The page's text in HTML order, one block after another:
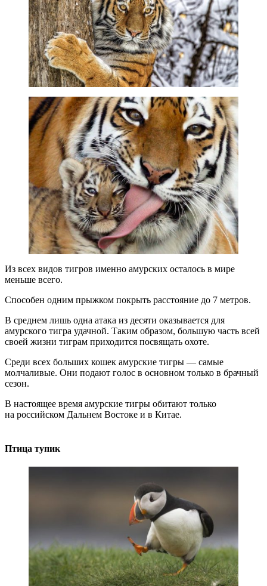
Из всех видов тигров именно амурских осталось в мире
меньше всего.
Способен одним прыжком покрыть расстояние до 7 метров.
В среднем лишь одна атака из десяти оказывается для
амурского тигра удачной. Таким образом, большую часть всей
своей жизни тиграм приходится посвящать охоте.
Среди всех больших кошек амурские тигры — самые
молчаливые. Они подают голос в основном только в брачный
сезон.
В настоящее время амурские тигры обитают только
на российском Дальнем Востоке и в Китае.
Птица тупик